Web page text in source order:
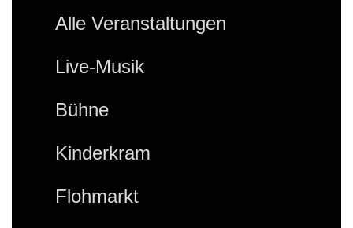
Alle Veranstaltungen
Live-Musik
Bühne
Kinderkram
Flohmarkt